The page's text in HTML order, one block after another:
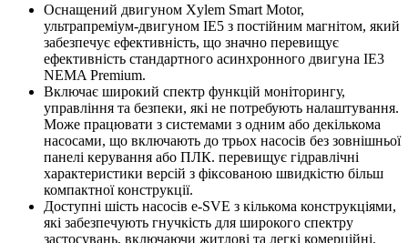
Оснащений двигуном Xylem Smart Motor,
ультрапреміум-двигуном IE5 з постійним магнітом, який
забезпечує ефективність, що значно перевищує
ефективність стандартного асинхронного двигуна IE3
NEMA Premium.
Включає широкий спектр функцій моніторингу,
управління та безпеки, які не потребують налаштування.
Може працювати з системами з одним або декількома
насосами, що включають до трьох насосів без зовнішньої
панелі керування або ПЛК. перевищує гідравлічні
характеристики версій з фіксованою швидкістю більш
компактної конструкції.
Доступні шість насосів e-SVE ​​з кількома конструкціями,
які забезпечують гнучкість для широкого спектру
застосувань, включаючи житлові та легкі комерційні,